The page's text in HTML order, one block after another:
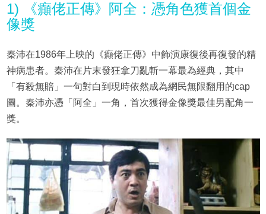
1) 《癲佬正傳》阿全：憑角色獲首個金
像獎
秦沛在1986年上映的《癲佬正傳》中飾演康復後再復發的精
神病患者。秦沛在片末發狂拿刀亂斬一幕最為經典，其中
「有殺無賠」一句對白到現時依然成為網民無限翻用的cap
圖。秦沛亦憑「阿全」一角，首次獲得金像獎最佳男配角一
獎。